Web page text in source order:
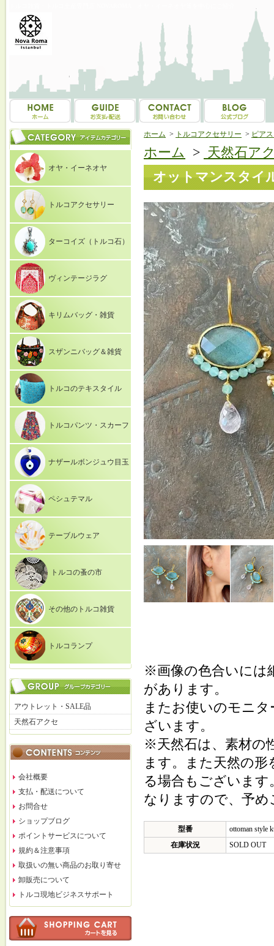
オヤ・イーネオヤ
トルコアクセサリー
ターコイズ（トルコ石）
ヴィンテージラグ
キリムバッグ・雑貨
スザンニバッグ＆雑貨
トルコのテキスタイル
トルコパンツ・スカーフ
ナザールボンジュウ目玉
ペシュテマル
テーブルウェア
トルコの蚤の市
その他のトルコ雑貨
トルコランプ
アウトレット・SALE品
天然石アクセ
会社概要
支払・配送について
お問合せ
ショップブログ
ポイントサービスについて
規約＆注意事項
取扱いの無い商品のお取り寄せ
卸販売について
トルコ現地ビジネスサポート
ホーム > トルコアクセサリー > ピア
ホーム > 天然石ア
オットマンスタイ
※画像の色合いには
があります。
またお使いのモニ
ざいます。
※天然石は、素材の
ます。また天然の
る場合もございま
なりますので、予
型番
ottoman style
在庫状況
SOLD OUT